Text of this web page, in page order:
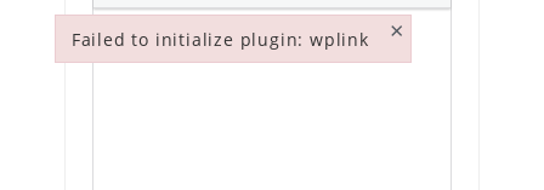
Failed to initialize plugin: wplink ×
Failed to initialize plugin: wplink